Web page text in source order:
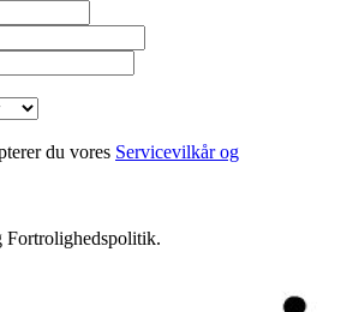
du vores Servicevilkår og